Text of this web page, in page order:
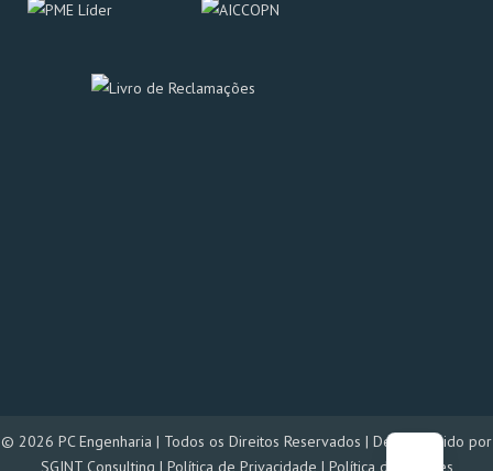
© 2026 PC Engenharia | Todos os Direitos Reservados | Desenvolvido por
SGINT Consulting | Política de Privacidade | Política de Cookies